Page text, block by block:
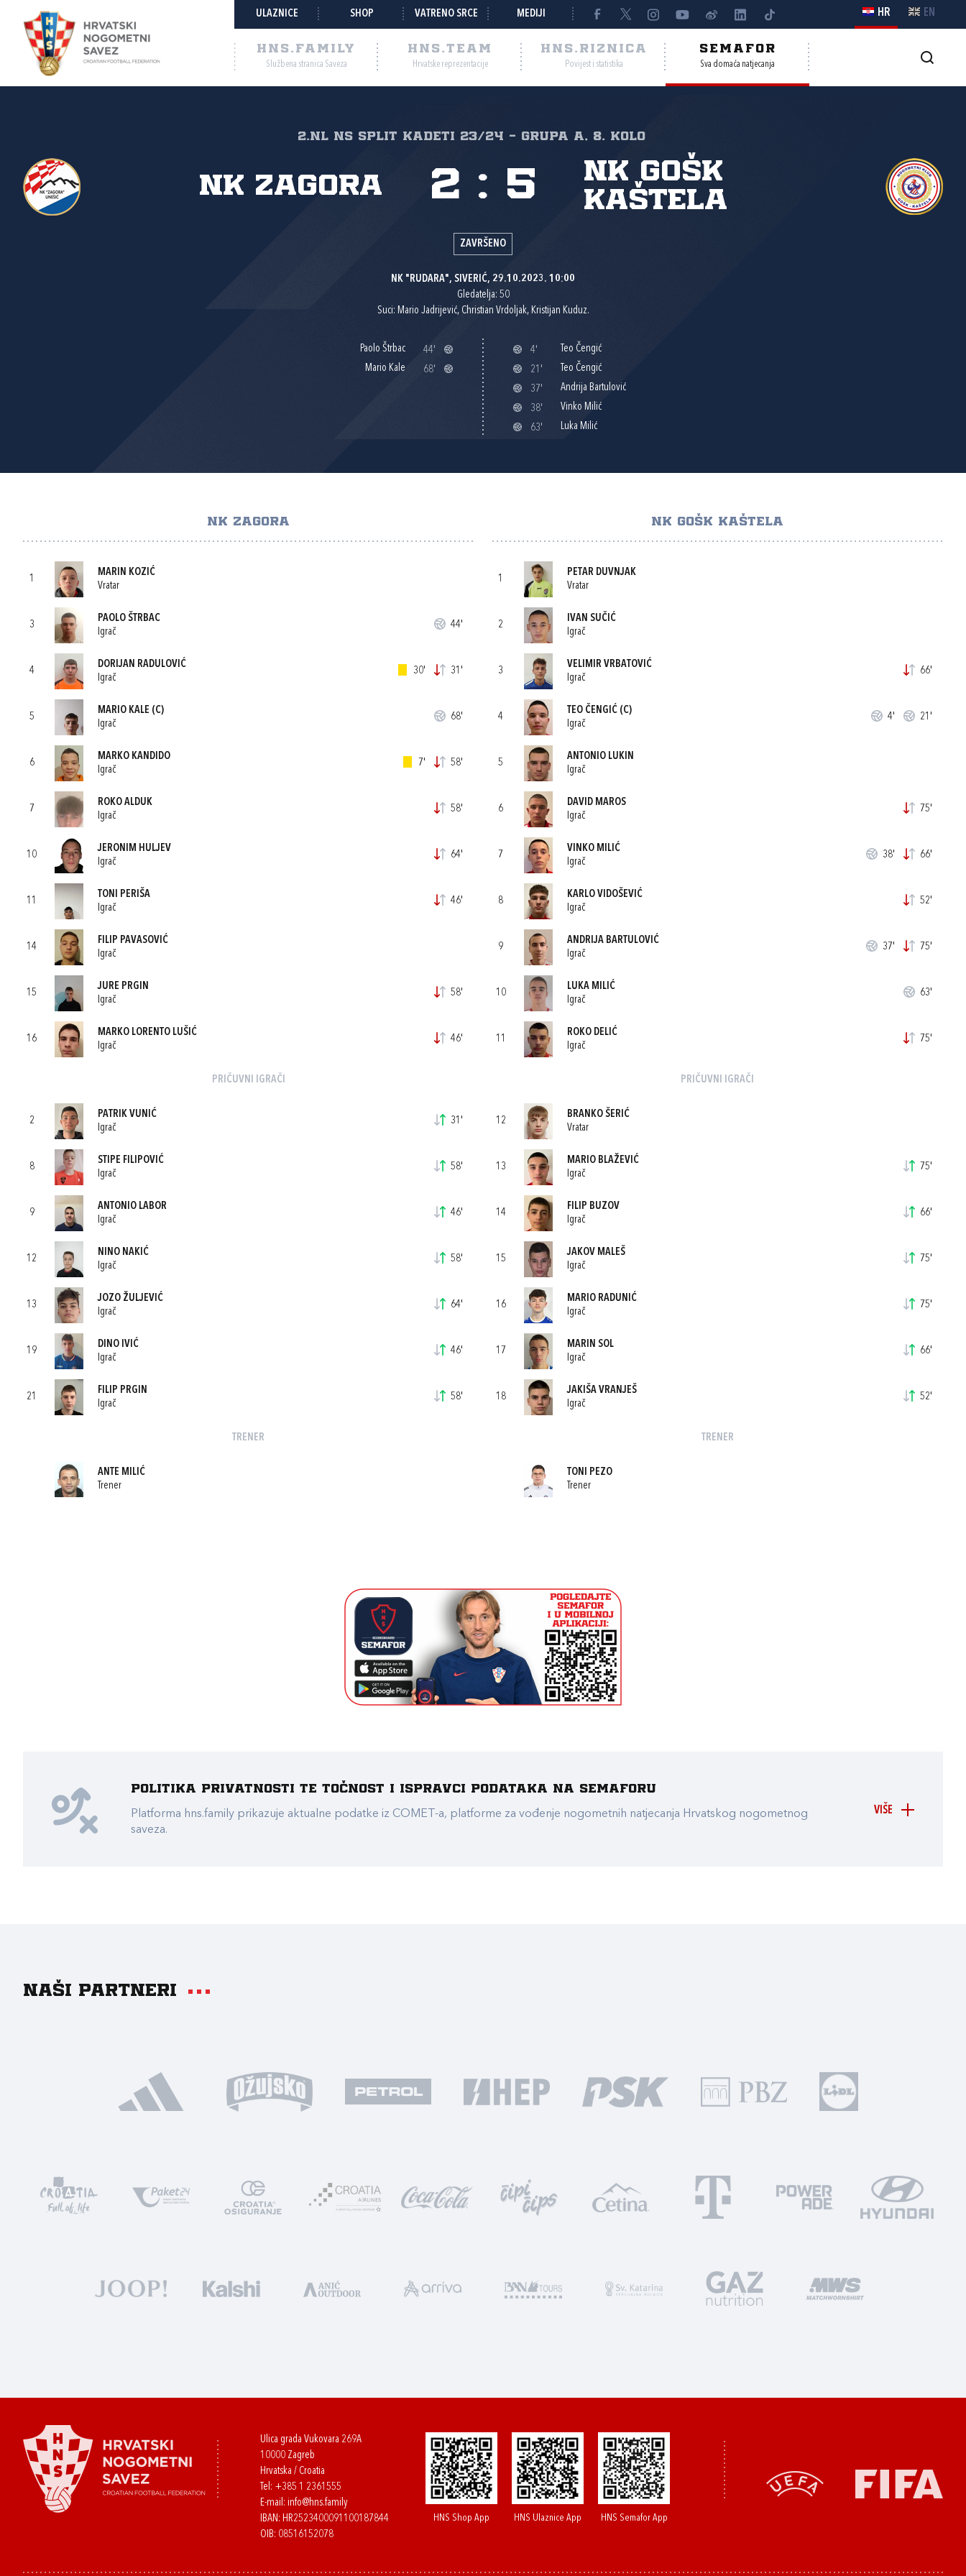
ULAZNICE SHOP VATRENO SRCE MEDIJI HR EN
HNS.FAMILY
Službena stranica Saveza
HNS.TEAM
Hrvatske reprezentacije
HNS.RIZNICA
Povijest i statistika
SEMAFOR
Sva domaća natjecanja
2.NL NS Split Kadeti 23/24 - grupa A, 8. kolo
NK Zagora
NK GOŠK
Kaštela
2 : 5
ZAVRŠENO
NK "RUDARA", SIVERIĆ, 29.10.2023. 10:00
Gledatelja: 50
Suci: Mario Jadrijević, Christian Vrdoljak, Kristijan Kuduz.
Paolo Štrbac
44'
Mario Kale
68'
4'
Teo Čengić
21'
Teo Čengić
37'
Andrija Bartulović
38'
Vinko Milić
63'
Luka Milić
NK ZAGORA
1
MARIN KOZIĆ
Vratar
3
PAOLO ŠTRBAC
Igrač
44'
4
DORIJAN RADULOVIĆ
Igrač
30' 31'
5
MARIO KALE (C)
Igrač
68'
6
MARKO KANDIDO
Igrač
7' 58'
7
ROKO ALDUK
Igrač
58'
10
JERONIM HULJEV
Igrač
64'
11
TONI PERIŠA
Igrač
46'
14
FILIP PAVASOVIĆ
Igrač
15
JURE PRGIN
Igrač
58'
16
MARKO LORENTO LUŠIĆ
Igrač
46'
PRIČUVNI IGRAČI
2
PATRIK VUNIĆ
Igrač
31'
8
STIPE FILIPOVIĆ
Igrač
58'
9
ANTONIO LABOR
Igrač
46'
12
NINO NAKIĆ
Igrač
58'
13
JOZO ŽULJEVIĆ
Igrač
64'
19
DINO IVIĆ
Igrač
46'
21
FILIP PRGIN
Igrač
58'
TRENER
ANTE MILIĆ
Trener
NK GOŠK KAŠTELA
1
PETAR DUVNJAK
Vratar
2
IVAN SUČIĆ
Igrač
3
VELIMIR VRBATOVIĆ
Igrač
66'
4
TEO ČENGIĆ(C)
Igrač
4' 21'
5
ANTONIO LUKIN
Igrač
6
DAVID MAROS
Igrač
75'
7
VINKO MILIĆ
Igrač
38' 66'
8
KARLO VIDOŠEVIĆ
Igrač
52'
9
ANDRIJA BARTULOVIĆ
Igrač
37' 75'
10
LUKA MILIĆ
Igrač
63'
11
ROKO DELIĆ
Igrač
75'
PRIČUVNI IGRAČI
12
BRANKO ŠERIĆ
Vratar
13
MARIO BLAŽEVIĆ
Igrač
75'
14
FILIP BUZOV
Igrač
66'
15
JAKOV MALEŠ
Igrač
75'
16
MARIO RADUNIĆ
Igrač
75'
17
MARIN SOL
Igrač
66'
18
JAKIŠA VRANJEŠ
Igrač
52'
TRENER
TONI PEZO
Trener
VIŠE
Politika privatnosti te točnost i ispravci podataka na Semaforu
Platforma hns.family prikazuje aktualne podatke iz COMET-a, platforme za vođenje nogometnih natjecanja Hrvatskog nogometnog
saveza.
Naši partneri
Ulica grada Vukovara 269A
10000 Zagreb
Hrvatska / Croatia
Tel: +385 1 2361555
E-mail: info@hns.family
IBAN: HR2523400091100187844
OIB: 08516152078
HNS Shop App HNS Ulaznice App HNS Semafor App